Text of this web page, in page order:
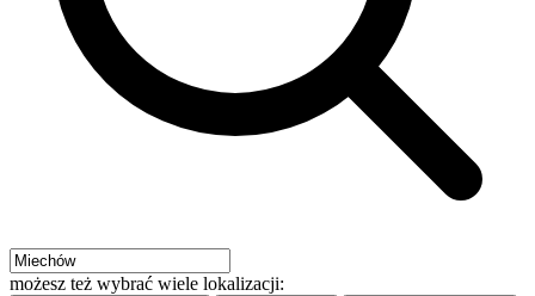
możesz też wybrać wiele lokalizacji: